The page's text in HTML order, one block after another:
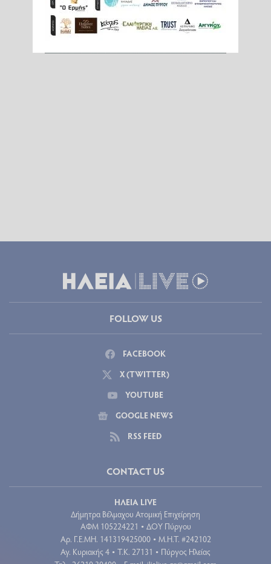
FOLLOW US
FACEBOOK
X (TWITTER)
YOUTUBE
GOOGLE NEWS
RSS FEED
CONTACT US
ΗΛΕΙΑ LIVE
Δήμητρα Βέλμαχου Ατομική Επιχείρηση
ΑΦΜ 105224221 • ΔΟΥ Πύργου
Aρ. Γ.Ε.ΜΗ. 141319425000 • Μ.Η.Τ. #242102
Αγ. Κυριακής 4 • Τ.Κ. 27131 • Πύργος Ηλείας